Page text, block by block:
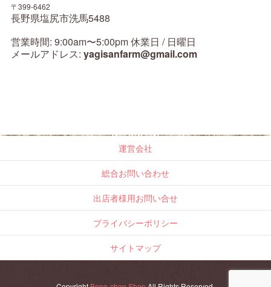
〒399-6462
長野県塩尻市洗馬5488
営業時間: 9:00am〜5:00pm 休業日 / 日曜日
メールアドレス: yagisanfarm@gmail.com
運営会社
総合お問い合わせ
出店者様用お問い合せ
プライバシーポリシー
サイトマップ